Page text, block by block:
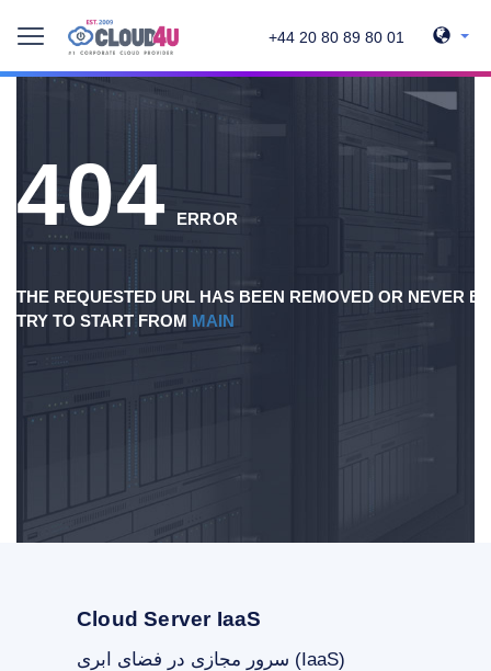
+44 20 80 89 80 01
404 ERROR
THE REQUESTED URL HAS BEEN REMOVED OR NEVER
TRY TO START FROM MAIN
Cloud Server IaaS
سرور مجازی در فضای ابری (IaaS)